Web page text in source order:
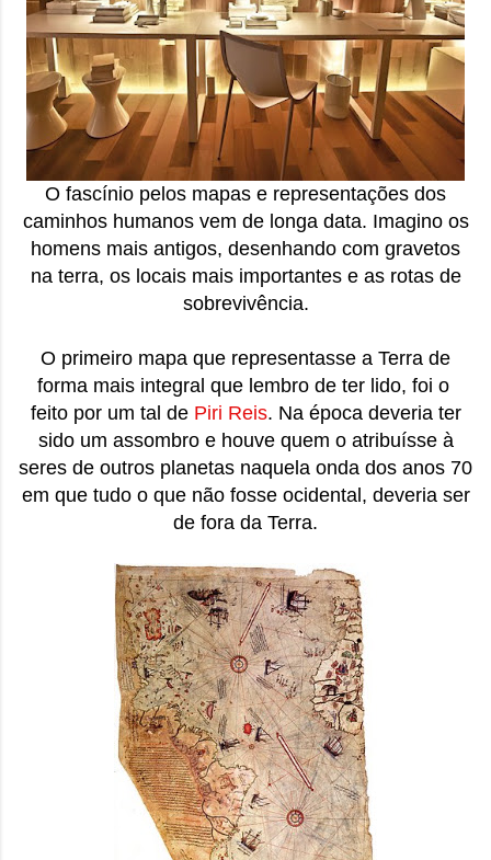
onde queremos envelhecer? A resposta da
maioria das p...
O fascínio pelos mapas e representações dos
caminhos humanos vem de longa data. Imagino os
homens mais antigos, desenhando com gravetos
na terra, os locais mais importantes e as rotas de
sobrevivência.
O primeiro mapa que representasse a Terra de
forma mais integral que lembro de ter lido, foi o
feito por um tal de Piri Reis. Na época deveria ter
sido um assombro e houve quem o atribuísse à
seres de outros planetas naquela onda dos anos 70
em que tudo o que não fosse ocidental, deveria ser
de fora da Terra.